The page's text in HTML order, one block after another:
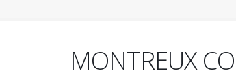
MONTREUX